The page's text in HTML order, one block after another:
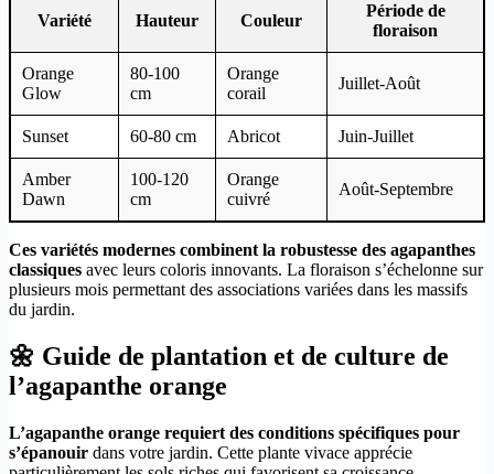
Variété Hauteur Couleur
Période de
floraison
Orange
Glow
80-100
cm
Orange
corail
Juillet-Août
Sunset 60-80 cm Abricot Juin-Juillet
Amber
Dawn
100-120
cm
Orange
cuivré
Août-Septembre
Ces variétés modernes combinent la robustesse des agapanthes
classiques avec leurs coloris innovants. La floraison s’échelonne sur
plusieurs mois permettant des associations variées dans les massifs
du jardin.
🌼 Guide de plantation et de culture de
l’agapanthe orange
L’agapanthe orange requiert des conditions spécifiques pour
s’épanouir dans votre jardin. Cette plante vivace apprécie